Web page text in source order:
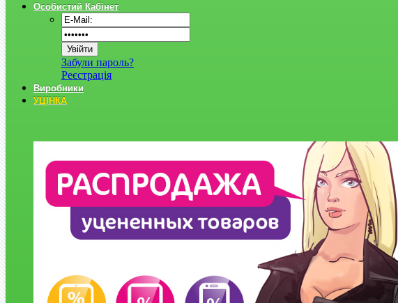
Особистий Кабінет
Забули пароль?
Реєстрація
Виробники
УЦІНКА